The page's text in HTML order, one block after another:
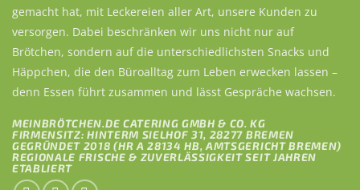
gemacht hat, mit Leckereien aller Art, unsere Kunden zu
versorgen. Dabei beschränken wir uns nicht nur auf
Brötchen, sondern auf die unterschiedlichsten Snacks und
Häppchen, die den Büroalltag zum Leben erwecken lassen –
denn Essen führt zusammen und lässt Gespräche wachsen.
MEINBRÖTCHEN.DE CATERING GMBH & CO. KG
FIRMENSITZ: HINTERM SIELHOF 31, 28277 BREMEN
GEGRÜNDET 2018 (HR A 28134 HB, AMTSGERICHT BREMEN)
REGIONALE FRISCHE & ZUVERLÄSSIGKEIT SEIT JAHREN
ETABLIERT